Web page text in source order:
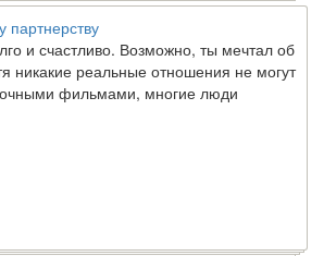
партнерству
и счастливо. Возможно, ты мечтал об
никакие реальные отношения не могут
фильмами, многие люди